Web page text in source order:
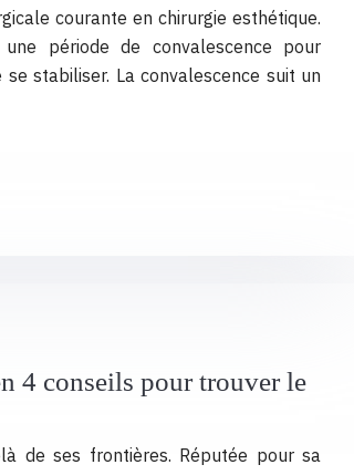
courante en chirurgie esthétique.
période de convalescence pour
stabiliser. La convalescence suit un
4 conseils pour trouver le
de ses frontières. Réputée pour sa